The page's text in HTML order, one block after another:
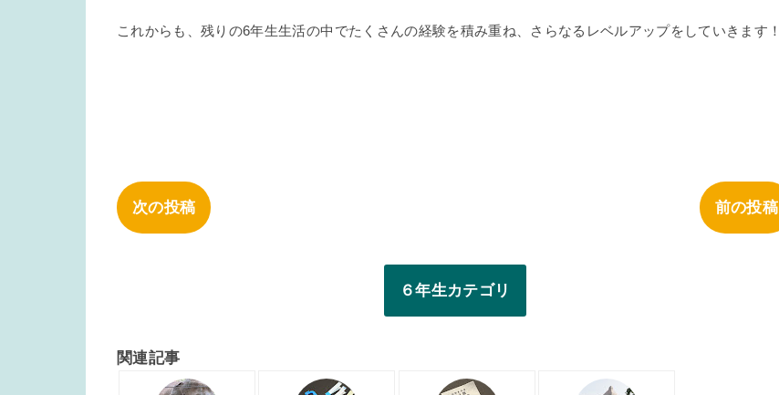
これからも、残りの6年生生活の中でたくさんの経験を積み重ね、さらなるレベルアップをしていきます！
次の投稿 前の投稿
６年生カテゴリ
関連記事